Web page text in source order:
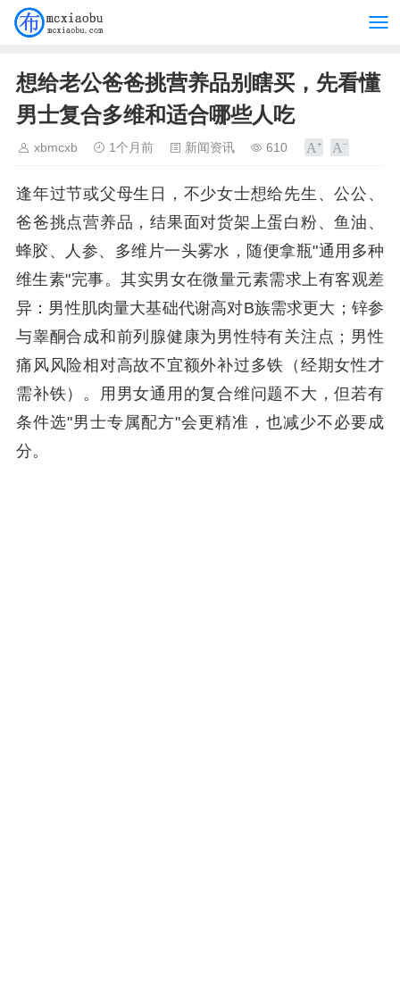
想给老公爸爸挑营养品别瞎买，先看懂
男士复合多维和适合哪些人吃
xbmcxb 1个月前 新闻资讯 610
逢年过节或父母生日，不少女士想给先生、公公、
爸爸挑点营养品，结果面对货架上蛋白粉、鱼油、
蜂胶、人参、多维片一头雾水，随便拿瓶"通用多种
维生素"完事。其实男女在微量元素需求上有客观差
异：男性肌肉量大基础代谢高对B族需求更大；锌参
与睾酮合成和前列腺健康为男性特有关注点；男性
痛风风险相对高故不宜额外补过多铁（经期女性才
需补铁）。用男女通用的复合维问题不大，但若有
条件选"男士专属配方"会更精准，也减少不必要成
分。